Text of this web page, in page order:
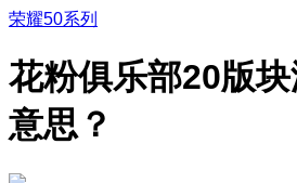
荣耀50系列
花粉俱乐部20版
意思？